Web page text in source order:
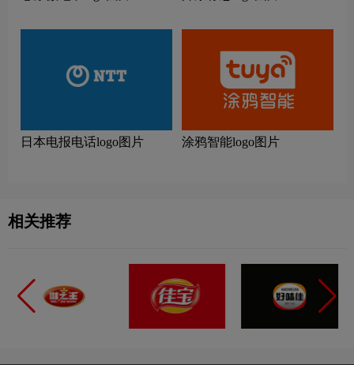
日本电报电话logo图片 涂鸦智能logo图片
相关推荐